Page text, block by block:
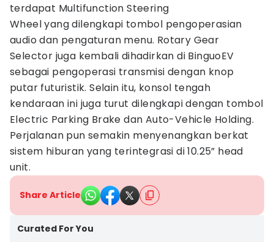
terdapat Multifunction Steering
Wheel yang dilengkapi tombol pengoperasian
audio dan pengaturan menu. Rotary Gear
Selector juga kembali dihadirkan di BinguoEV
sebagai pengoperasi transmisi dengan knop
putar futuristik. Selain itu, konsol tengah
kendaraan ini juga turut dilengkapi dengan tombol
Electric Parking Brake dan Auto-Vehicle Holding.
Perjalanan pun semakin menyenangkan berkat
sistem hiburan yang terintegrasi di 10.25” head
unit.
Share Article
Curated For You